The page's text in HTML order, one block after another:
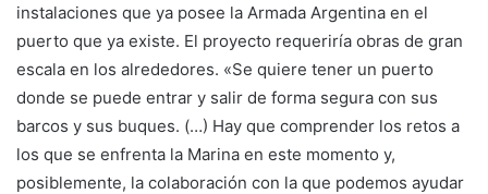
instalaciones que ya posee la Armada Argentina en el
puerto que ya existe. El proyecto requeriría obras de gran
escala en los alrededores. «Se quiere tener un puerto
donde se puede entrar y salir de forma segura con sus
barcos y sus buques. (…) Hay que comprender los retos a
los que se enfrenta la Marina en este momento y,
posiblemente, la colaboración con la que podemos ayudar